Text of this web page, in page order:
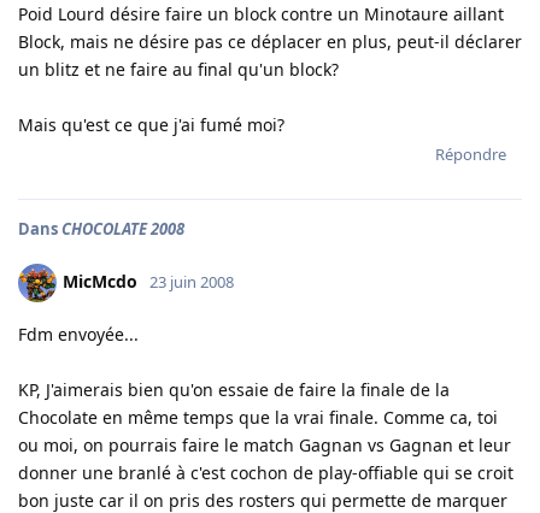
Poid Lourd désire faire un block contre un Minotaure aillant
Block, mais ne désire pas ce déplacer en plus, peut-il déclarer
un blitz et ne faire au final qu'un block?
Mais qu'est ce que j'ai fumé moi?
Répondre
DansCHOCOLATE 2008
MicMcdo 23 juin 2008
Fdm envoyée...
KP, J'aimerais bien qu'on essaie de faire la finale de la
Chocolate en même temps que la vrai finale. Comme ca, toi
ou moi, on pourrais faire le match Gagnan vs Gagnan et leur
donner une branlé à c'est cochon de play-offiable qui se croit
bon juste car il on pris des rosters qui permette de marquer